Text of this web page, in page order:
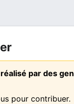
par des
pour contribuer.